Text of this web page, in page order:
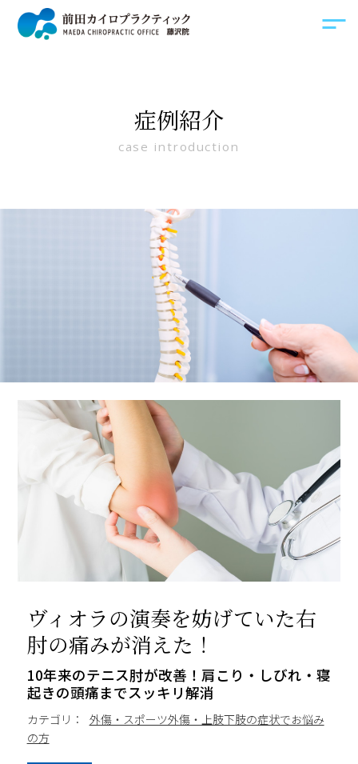
症例紹介
case introduction
ヴィオラの演奏を妨げていた右
肘の痛みが消えた！
10年来のテニス肘が改善！肩こり・しびれ・寝
起きの頭痛までスッキリ解消
カテゴリ：
外傷・スポーツ外傷・上肢下肢の症状でお悩み
の方